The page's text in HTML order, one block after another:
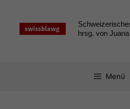
springen
hrsg. von
Menü